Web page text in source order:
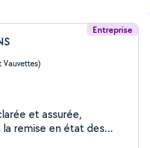
Entreprise
Vauvettes)
et assurée,
remise en état des